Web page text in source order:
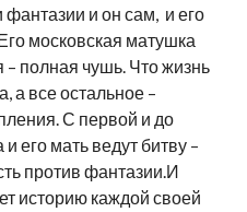
и он сам, и его
московская матушка
– полная чушь. Что жизнь
а все остальное –
С первой и до
его мать ведут битву –
против фантазии.И
историю каждой своей